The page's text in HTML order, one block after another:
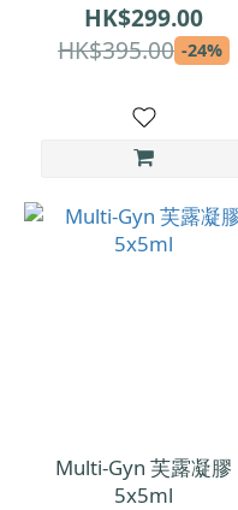
HK$299.00
HK$395.00 -24%
Multi-Gyn 芙露凝膠
5x5ml